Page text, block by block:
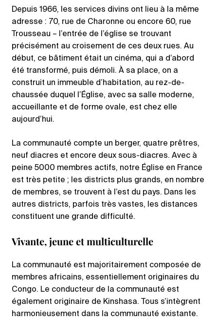
Depuis 1966, les services divins ont lieu à la même
adresse : 70, rue de Charonne ou encore 60, rue
Trousseau – l’entrée de l’église se trouvant
précisément au croisement de ces deux rues. Au
début, ce bâtiment était un cinéma, qui a d’abord
été transformé, puis démoli. À sa place, on a
construit un immeuble d’habitation, au rez-de-
chaussée duquel l’Église, avec sa salle moderne,
accueillante et de forme ovale, est chez elle
aujourd’hui.
La communauté compte un berger, quatre prêtres,
neuf diacres et encore deux sous-diacres. Avec à
peine 5000 membres actifs, notre Église en France
est très petite ; les districts plus grands, en nombre
de membres, se trouvent à l’est du pays. Dans les
autres districts, parfois très vastes, les distances
constituent une grande difficulté.
Vivante, jeune et multiculturelle
La communauté est majoritairement composée de
membres africains, essentiellement originaires du
Congo. Le conducteur de la communauté est
également originaire de Kinshasa. Tous s’intègrent
harmonieusement dans la communauté existante.